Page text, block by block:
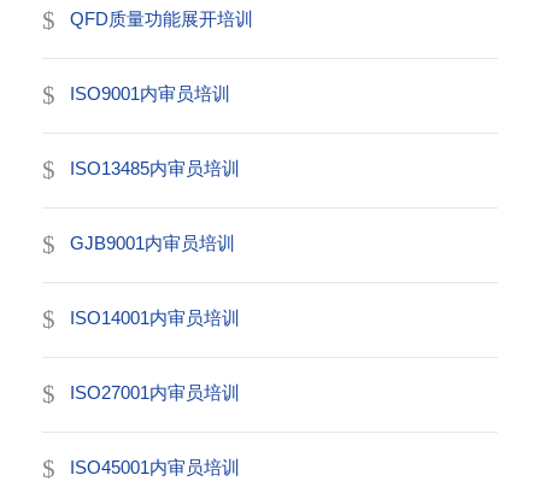
QFD质量功能展开培训
ISO9001内审员培训
ISO13485内审员培训
GJB9001内审员培训
ISO14001内审员培训
ISO27001内审员培训
ISO45001内审员培训